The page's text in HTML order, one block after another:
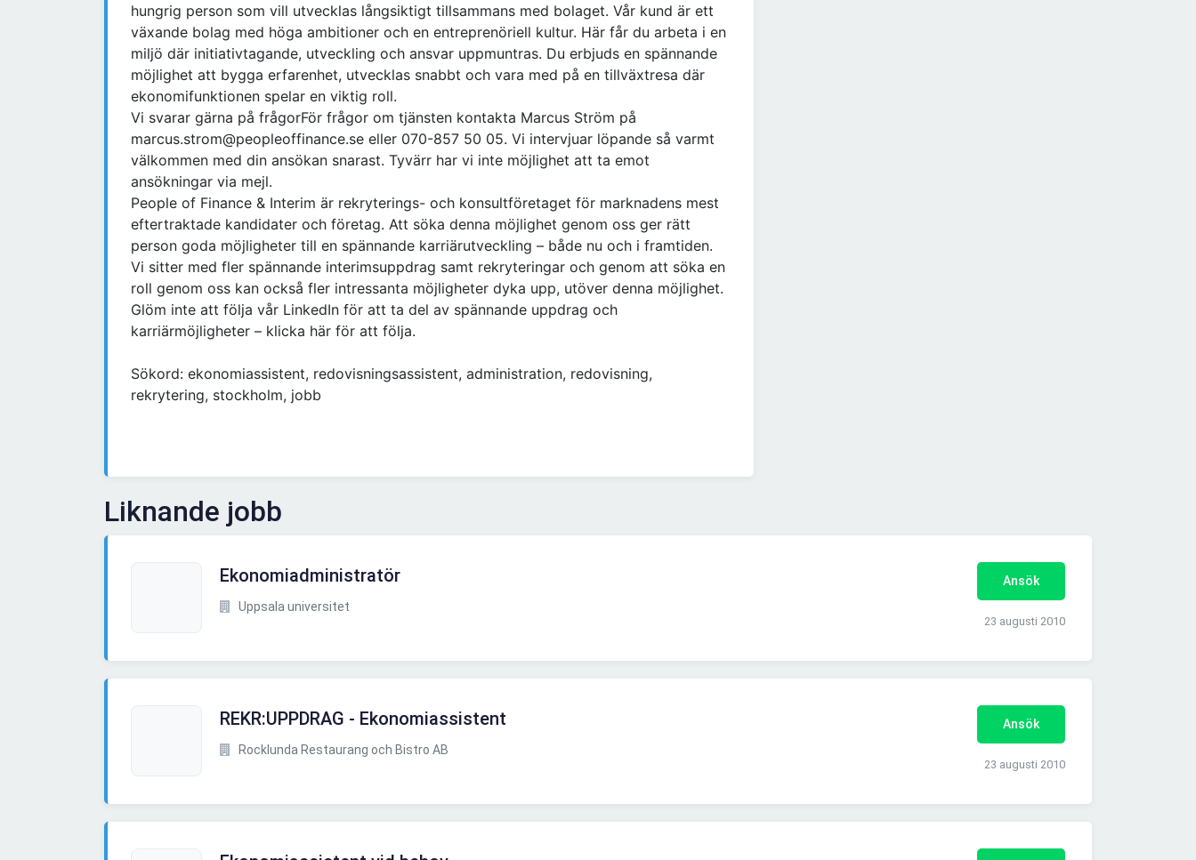
hungrig person som vill utvecklas långsiktigt tillsammans med bolaget. Vår kund är ett
växande bolag med höga ambitioner och en entreprenöriell kultur. Här får du arbeta i en
miljö där initiativtagande, utveckling och ansvar uppmuntras. Du erbjuds en spännande
möjlighet att bygga erfarenhet, utvecklas snabbt och vara med på en tillväxtresa där
ekonomifunktionen spelar en viktig roll.
Vi svarar gärna på frågorFör frågor om tjänsten kontakta Marcus Ström på
marcus.strom@peopleoffinance.se eller 070-857 50 05. Vi intervjuar löpande så varmt
välkommen med din ansökan snarast. Tyvärr har vi inte möjlighet att ta emot
ansökningar via mejl.
People of Finance & Interim är rekryterings- och konsultföretaget för marknadens mest
eftertraktade kandidater och företag. Att söka denna möjlighet genom oss ger rätt
person goda möjligheter till en spännande karriärutveckling – både nu och i framtiden.
Vi sitter med fler spännande interimsuppdrag samt rekryteringar och genom att söka en
roll genom oss kan också fler intressanta möjligheter dyka upp, utöver denna möjlighet.
Glöm inte att följa vår LinkedIn för att ta del av spännande uppdrag och
karriärmöjligheter – klicka här för att följa.
Sökord: ekonomiassistent, redovisningsassistent, administration, redovisning,
rekrytering, stockholm, jobb
Liknande jobb
Ekonomiadministratör
Uppsala universitet
Ansök
23 augusti 2010
REKR:UPPDRAG - Ekonomiassistent
Rocklunda Restaurang och Bistro AB
Ansök
23 augusti 2010